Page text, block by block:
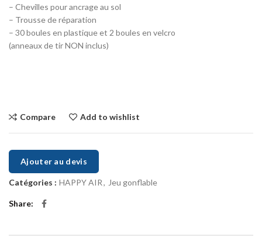
– Chevilles pour ancrage au sol
– Trousse de réparation
– 30 boules en plastique et 2 boules en velcro
(anneaux de tir NON inclus)
Compare Add to wishlist
Ajouter au devis
Catégories : HAPPY AIR, Jeu gonflable
Share